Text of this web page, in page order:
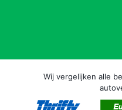
Wij vergelijken alle